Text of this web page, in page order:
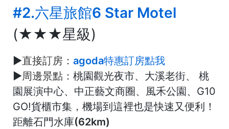
#2.六星旅館6 Star Motel
(★★★星級)
►直接訂房： agoda特惠訂房點我
►周邊景點： 桃園觀光夜市、大溪老街、 桃
園展演中心、中正藝文商圈、風禾公園、G10
GO!貨櫃市集，機場到這裡也是快速又便利！
距離石門水庫(62km)